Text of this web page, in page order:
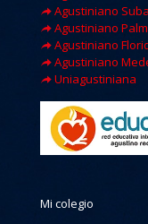
Agustiniano Suba
Agustiniano
Agustiniano
Agustiniano
Uniagustiniana
Mi colegio